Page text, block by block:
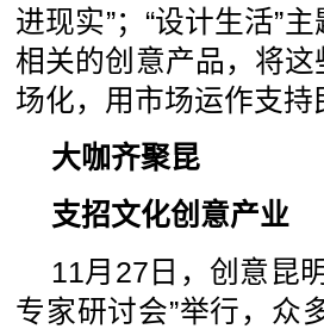
进现实”；“设计生活”
相关的创意产品，将
场化，用市场运作支
大咖齐聚昆
支招文化创意产业
11月27日，创意昆
专家研讨会”举行，众